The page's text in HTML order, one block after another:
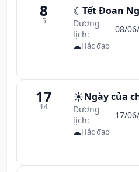
8
5
☾ Tết Đoan
Dương
lịch:
08/
☁Hắc đạo
17
14
☀️Ngày của
Dương
lịch:
17/
☁Hắc đạo